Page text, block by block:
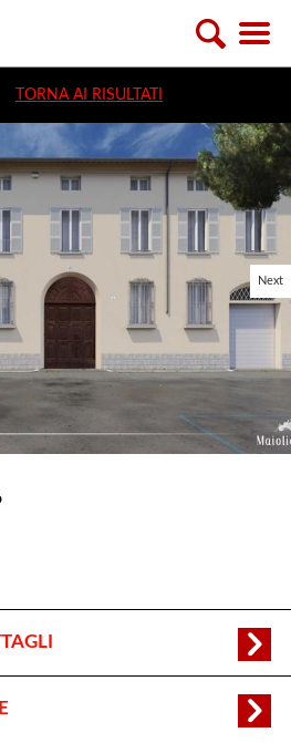
TORNA AI RISULTATI
Next